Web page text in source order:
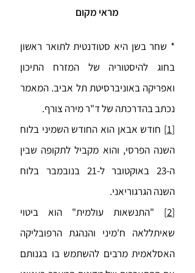
מראי מקום
* שחר בשן היא סטודנטית לתואר ראשון
בחוג להיסטוריה של המזרח התיכון
ואפריקה באוניברסיטת תל אביב. המאמר
נכתב בהדרכתה של ד"ר מירה צורף.
[1]
חודש אבאן הוא החודש השמיני בלוח
השנה הפרסי, והוא מקביל לתקופה שבין
ה-23 באוקטובר ל-21 בנובמבר בלוח
השנה הגרגוריאני.
[2]
"התנשאות עולמית" הוא ביטוי
שאיתללאה ח'מיני והנהגת הרפובליקה
האסלאמית מרבים להשתמש בו בגנותם